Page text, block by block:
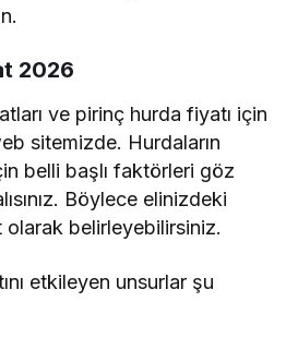
2026
ve pirinç hurda fiyatı için
sitemizde. Hurdaların
belli başlı faktörleri göz
Böylece elinizdeki
olarak belirleyebilirsiniz.
etkileyen unsurlar şu